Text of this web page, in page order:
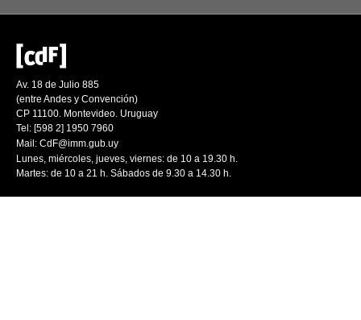
Av. 18 de Julio 885
(entre Andes y Convención)
CP 11100. Montevideo. Uruguay
Tel: [598 2] 1950 7960
Mail: CdF@imm.gub.uy
Lunes, miércoles, jueves, viernes: de 10 a 19.30 h.
Martes: de 10 a 21 h. Sábados de 9.30 a 14.30 h.